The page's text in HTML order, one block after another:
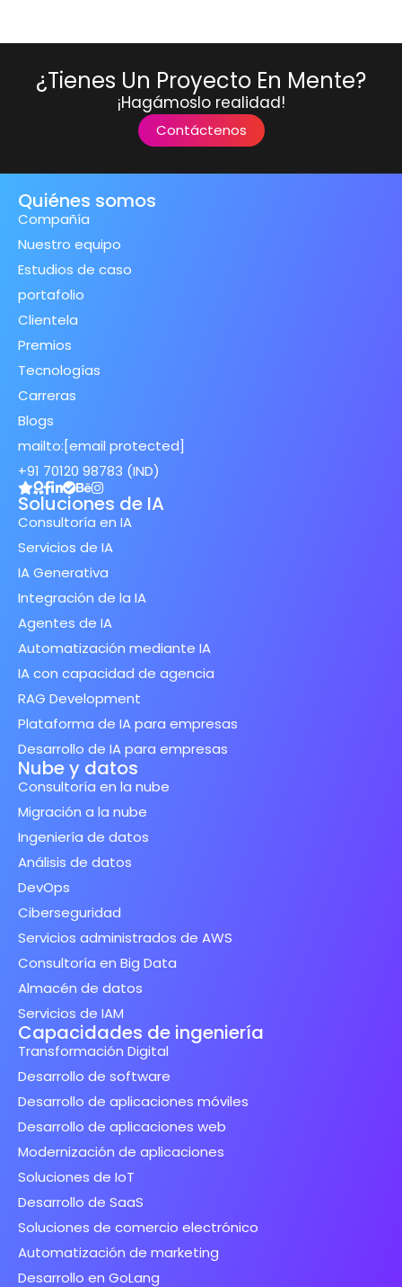
¿Tienes Un Proyecto En Mente?
¡Hagámoslo realidad!
Contáctenos
Quiénes somos
Compañía
Nuestro equipo
Estudios de caso
portafolio
Clientela
Premios
Tecnologías
Carreras
Blogs
mailto:[email protected]
+91 70120 98783 (IND)
Soluciones de IA
Consultoría en IA
Servicios de IA
IA Generativa
Integración de la IA
Agentes de IA
Automatización mediante IA
IA con capacidad de agencia
RAG Development
Plataforma de IA para empresas
Desarrollo de IA para empresas
Nube y datos
Consultoría en la nube
Migración a la nube
Ingeniería de datos
Análisis de datos
DevOps
Ciberseguridad
Servicios administrados de AWS
Consultoría en Big Data
Almacén de datos
Servicios de IAM
Capacidades de ingeniería
Transformación Digital
Desarrollo de software
Desarrollo de aplicaciones móviles
Desarrollo de aplicaciones web
Modernización de aplicaciones
Soluciones de IoT
Desarrollo de SaaS
Soluciones de comercio electrónico
Automatización de marketing
Desarrollo en GoLang